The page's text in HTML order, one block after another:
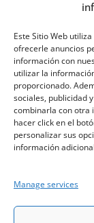
Este Sitio Web
ofrecerle anuncios
información con
utilizar la
proporcionado.
sociales, publicidad
combinarla con otra
hacer click en el
personalizar sus
información
Manage services